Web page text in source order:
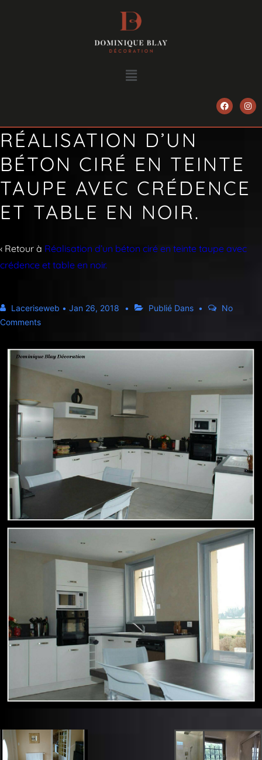
RÉALISATION D’UN
BÉTON CIRÉ EN TEINTE
TAUPE AVEC CRÉDENCE
ET TABLE EN NOIR.
‹ Retour à Réalisation d’un béton ciré en teinte taupe avec
crédence et table en noir.
Laceriseweb • Jan 26, 2018 Publié Dans
No
Comments